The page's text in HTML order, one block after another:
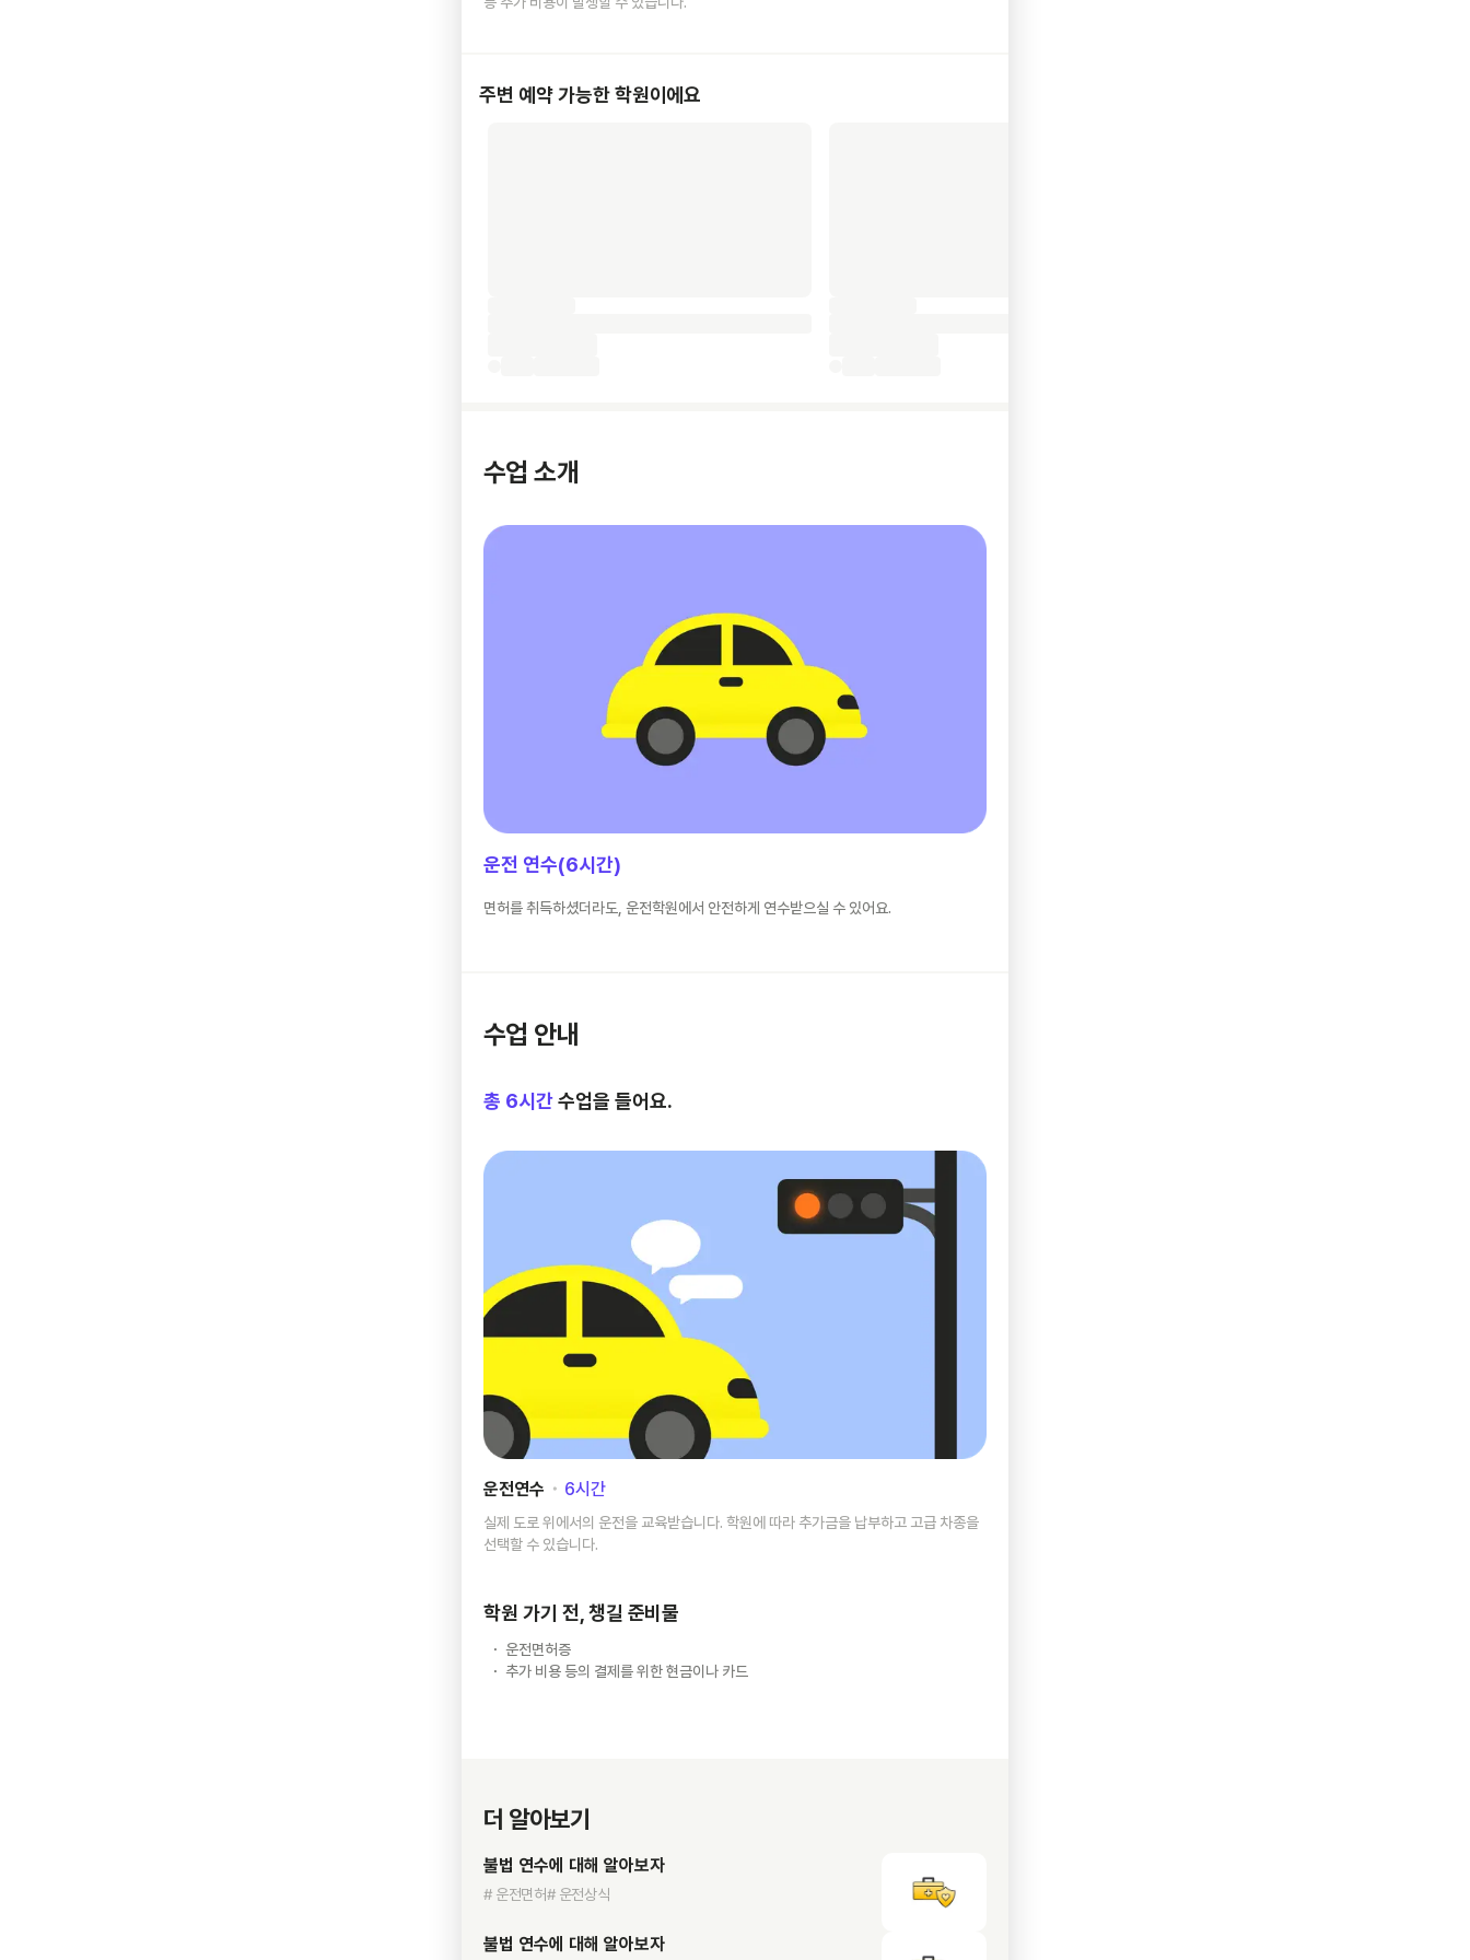
주변 예약 가능한 학원이에요
수업 소개
운전 연수(6시간)
면허를 취득하셨더라도, 운전학원에서 안전하게 연수받으실 수 있어요.
수업 안내
총 6시간수업을 들어요.
운전연수 ･ 6시간
실제 도로 위에서의 운전을 교육받습니다. 학원에 따라 추가금을 납부하고 고급 차종을
선택할 수 있습니다.
학원 가기 전, 챙길 준비물
운전면허증
추가 비용 등의 결제를 위한 현금이나 카드
더 알아보기
불법 연수에 대해 알아보자
# 운전면허# 운전상식
불법 연수에 대해 알아보자